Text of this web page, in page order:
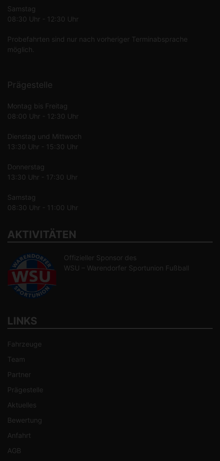
Samstag
08:30 Uhr - 12:30 Uhr
Probefahrten sind nur nach vorheriger Terminabsprache
möglich.
Prägestelle
Montag bis Freitag
08:00 Uhr - 12:30 Uhr
Dienstag und Mittwoch
13:30 Uhr - 15:30 Uhr
Donnerstag
13:30 Uhr - 17:30 Uhr
Samstag
08:30 Uhr - 11:00 Uhr
AKTIVITÄTEN
Offizieller Sponsor des
WSU – Warendorfer Sportunion Fußball
LINKS
Fahrzeuge
Team
Partner
Prägestelle
Aktuelles
Bewertung
Anfahrt
AGB